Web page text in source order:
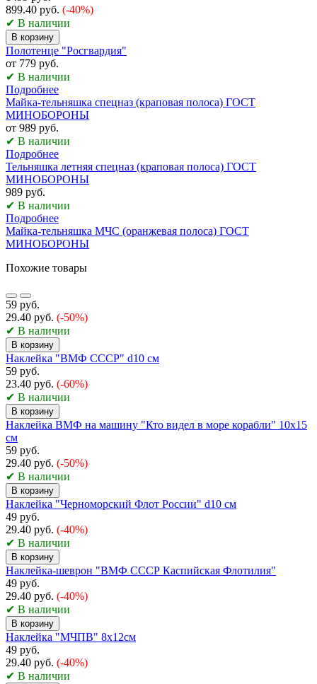
899.40 руб. (-40%)
✔ В наличии
В корзину
Полотенце "Росгвардия"
от 779 руб.
✔ В наличии
Подробнее
Майка-тельняшка спецназ (краповая полоса) ГОСТ
МИНОБОРОНЫ
от 989 руб.
✔ В наличии
Подробнее
Тельняшка летняя спецназ (краповая полоса) ГОСТ
МИНОБОРОНЫ
989 руб.
✔ В наличии
Подробнее
Майка-тельняшка МЧС (оранжевая полоса) ГОСТ
МИНОБОРОНЫ
Похожие товары
59 руб.
29.40 руб. (-50%)
✔ В наличии
В корзину
Наклейка "ВМФ СССР" d10 см
59 руб.
23.40 руб. (-60%)
✔ В наличии
В корзину
Наклейка ВМФ на машину "Кто видел в море корабли" 10х15
см
59 руб.
29.40 руб. (-50%)
✔ В наличии
В корзину
Наклейка "Черноморский Флот России" d10 см
49 руб.
29.40 руб. (-40%)
✔ В наличии
В корзину
Наклейка-шеврон "ВМФ СССР Каспийская Флотилия"
49 руб.
29.40 руб. (-40%)
✔ В наличии
В корзину
Наклейка "МЧПВ" 8х12см
49 руб.
29.40 руб. (-40%)
✔ В наличии